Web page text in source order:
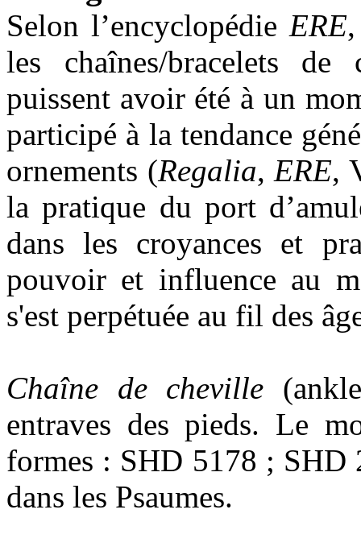
Selon l’encyclopédie ERE
les chaînes/bracelets de
puissent avoir été à un
participé à la tendance
ornements (Regalia, ERE,
la pratique du port
dans les croyances et
pouvoir et influence au
s'est perpétuée au fil des
Chaîne de cheville
entraves des pieds. Le
formes : SHD 5178 ; SHD
dans les Psaumes.